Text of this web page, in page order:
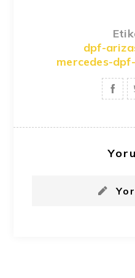
dpf-
mercedes-